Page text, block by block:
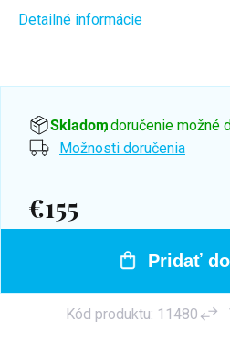
Detailné informácie
Skladom, doručenie možné
Možnosti doručenia
€155
Jednotková
Pridať
Kód produktu: 11480